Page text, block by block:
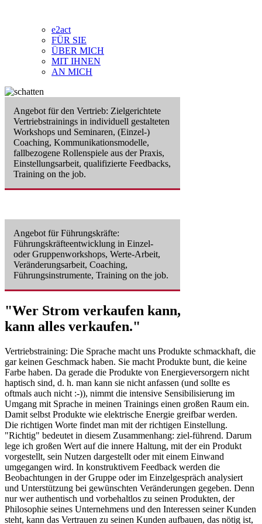
e2act
FÜR SIE
ÜBER MICH
MIT IHNEN
AN MICH
Angebot für den Vertrieb: Zielgerichtete
Vertriebstrainings in individuell gestalteten
Workshops und Seminaren, (Einzel-)
Coaching, Kommunikationsmodelle,
fallbezogene Rollenspiele aus der Praxis,
Einstellungsarbeit, qualifizierte Feedbacks,
Training on the job.
Angebot für Führungskräfte:
Führungskräfteentwicklung in Einzel-
oder Gruppenworkshops, Werte-Arbeit,
Veränderungsarbeit, Coaching,
Führungsinstrumente, Training on the job.
"Wer Strom verkaufen kann,
kann alles verkaufen."
Vertriebstraining: Die Sprache macht uns Produkte schmackhaft, die
gar keinen Geschmack haben. Sie macht Produkte bunt, die keine
Farbe haben. Da gerade die Produkte von Energieversorgern nicht
haptisch sind, d. h. man kann sie nicht anfassen (und sollte es
oftmals auch nicht :-)), nimmt die intensive Sensibilisierung im
Umgang mit Sprache in meinen Trainings einen großen Raum ein.
Damit selbst Produkte wie elektrische Energie greifbar werden.
Die richtigen Worte findet man mit der richtigen Einstellung.
"Richtig" bedeutet in diesem Zusammenhang: ziel-führend. Darum
lege ich großen Wert auf die innere Haltung, mit der ein Produkt
vorgestellt, sein Nutzen dargestellt oder mit einem Einwand
umgegangen wird. In konstruktivem Feedback werden die
Beobachtungen in der Gruppe oder im Einzelgespräch analysiert
und Unterstützung bei gewünschten Veränderungen gegeben. Denn
nur wer authentisch und vorbehaltlos zu seinen Produkten, der
Philosophie seines Unternehmens und den Interessen seiner Kunden
steht, kann das Vertrauen zu seinen Kunden aufbauen, das nötig ist,